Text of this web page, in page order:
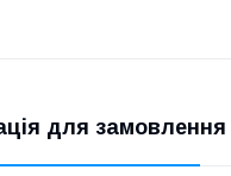
для замовлення